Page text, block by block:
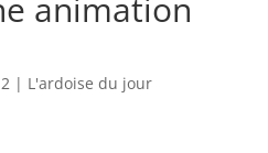
animation
| L'ardoise du jour